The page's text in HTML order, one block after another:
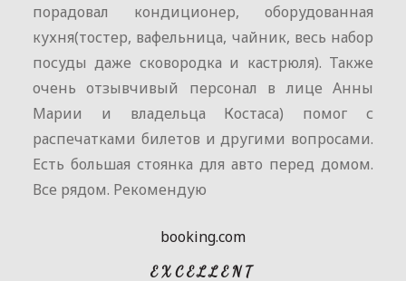
порадовал кондиционер, оборудованная
кухня(тостер, вафельница, чайник, весь набор
посуды даже сковородка и кастрюля). Также
очень отзывчивый персонал в лице Анны
Марии и владельца Костаса) помог с
распечатками билетов и другими вопросами.
Есть большая стоянка для авто перед домом.
Все рядом. Рекомендую
booking.com
EXCELLENT